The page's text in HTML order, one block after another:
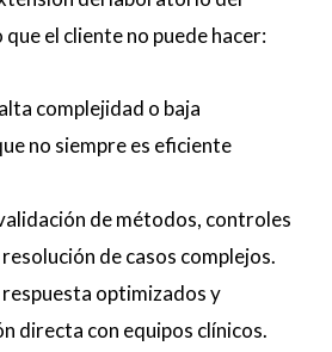
el cliente no puede hacer:
complejidad o baja
no siempre es eficiente
de métodos, controles
de casos complejos.
optimizados y
directa con equipos clínicos.